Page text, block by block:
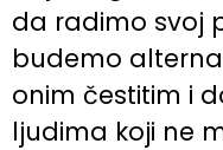
da radimo svoj
budemo
onim čestitim i
ljudima koji ne